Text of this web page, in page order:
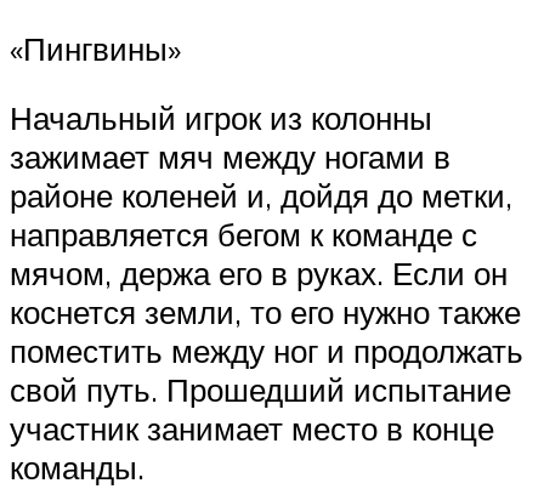
«Пингвины»
Начальный игрок из колонны
зажимает мяч между ногами в
районе коленей и, дойдя до метки,
направляется бегом к команде с
мячом, держа его в руках. Если он
коснется земли, то его нужно также
поместить между ног и продолжать
свой путь. Прошедший испытание
участник занимает место в конце
команды.